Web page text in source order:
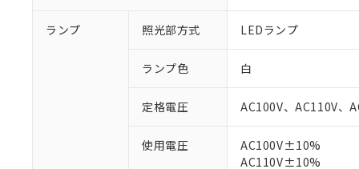
ランプ 照光部方式 LEDランプ
ランプ色 白
定格電圧 AC100V、AC110V、
使用電圧
AC100V±10%
AC110V±10%
ご利用条件
※1 対応状況
対応予定なし：
調査・確認中：
非該当品：ライセ
仕入先様の事情に
※1 中国